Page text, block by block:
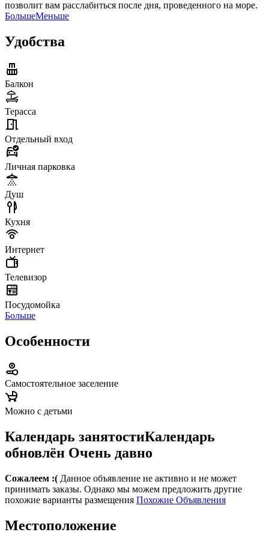
позволит вам расслабиться после дня, проведенного на море.
БольшеМеньше
Удобства
Балкон
Терасса
Отдельный вход
Личная парковка
Душ
Кухня
Интернет
Телевизор
Посудомойка
Больше
Особенности
Самостоятельное заселение
Можно с детьми
Календарь занятостиКалендарь
обновлён Очень давно
Сожалеем :( Данное объявление не активно и не может
принимать заказы. Однако мы можем предложить другие
похожие варианты размещения Похожие Объявления
Местоположение